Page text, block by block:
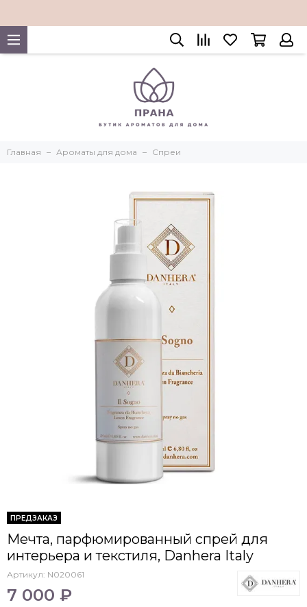
Главная Ароматы для дома Спреи
ПРЕДЗАКАЗ
Мечта, парфюмированный спрей для
интерьера и текстиля, Danhera Italy
Артикул: N020061
7 000 ₽